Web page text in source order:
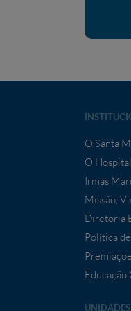
O Santa
O Hospital
Irmãs
Missão,
Diretoria
Política
UNIDADES